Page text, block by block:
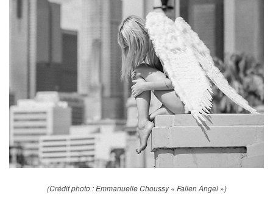
(Crédit photo : Emmanuelle Choussy « Fallen Angel »)